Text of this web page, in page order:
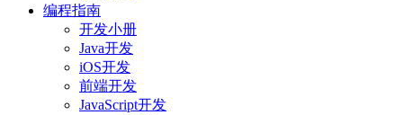
编程指南
开发小册
Java开发
iOS开发
前端开发
JavaScript开发